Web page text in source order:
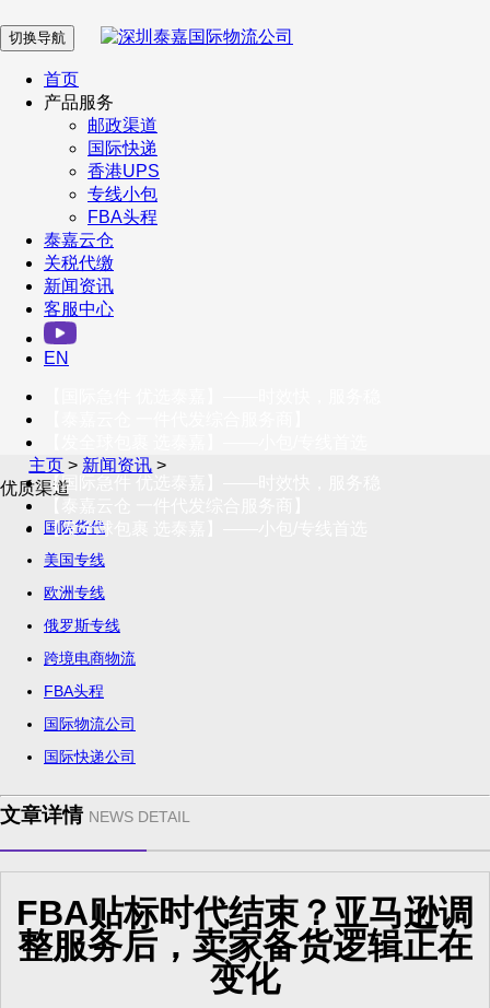
在 线 客 服
企业微信
订阅号
客户服务热线
400-098-5699
联系我们
切换导航
首页
产品服务
邮政渠道
国际快递
香港UPS
专线小包
FBA头程
泰嘉云仓
关税代缴
新闻资讯
客服中心
EN
【国际急件 优选泰嘉】——时效快，服务稳
【发全球包裹 选泰嘉】——小包/专线首选
主页 > 新闻资讯 >
优质渠道
国际货代
美国专线
欧洲专线
俄罗斯专线
跨境电商物流
FBA头程
国际物流公司
国际快递公司
文章详情 NEWS DETAIL
FBA贴标时代结束？亚马逊调
整服务后，卖家备货逻辑正在
变化